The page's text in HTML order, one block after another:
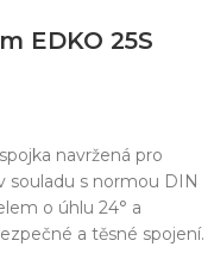
EDKO 25S
navržená pro
souladu s normou DIN
o úhlu 24° a
a těsné spojení.